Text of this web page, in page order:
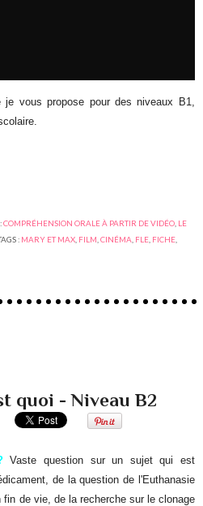
vous propose pour des niveaux B1,
COMPRÉHENSION ORALE À PARTIR DE VIDÉO, LE
: MARY ET MAX FILM ,CINÉMA FLE FICHE
quoi - Niveau B2
Vaste question sur un sujet qui est
de la question de l'Euthanasie
de vie, de la recherche sur le clonage